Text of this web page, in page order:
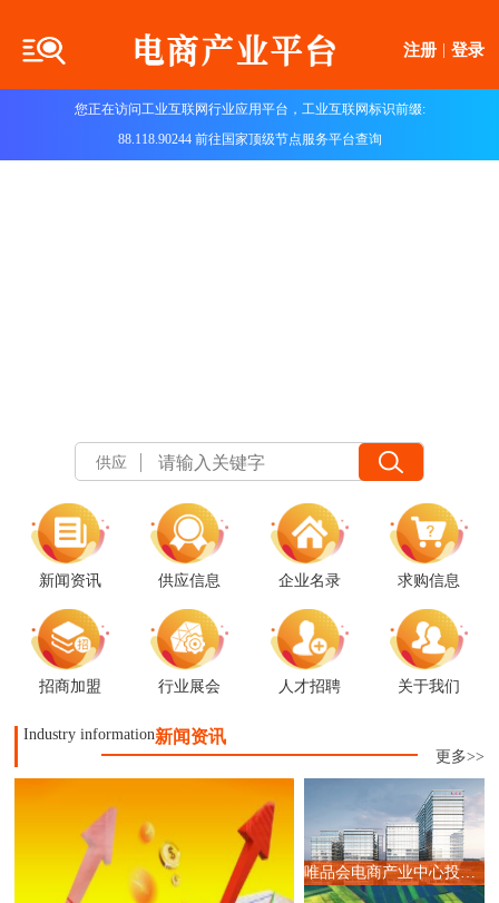
注册 登录
您正在访问工业互联网行业应用平台，工业互联网标识前缀:
88.118.90244 前往国家顶级节点服务平台查询
供应
新闻资讯 供应信息 企业名录 求购信息
招商加盟 行业展会 人才招聘 关于我们
Industry information新闻资讯
更多>>
唯品会电商产业中心投入运营,赋能广州直播电商产业升级